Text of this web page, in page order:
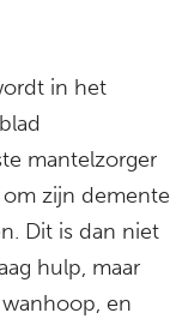
in het
mantelzorger
zijn demente
Dit is dan niet
hulp, maar
en